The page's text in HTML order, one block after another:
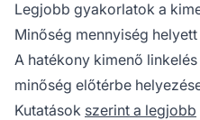
Legjobb gyakorlatok a
Minőség mennyiség helyett
A hatékony kimenő
minőség előtérbe
Kutatások szerint a legjobb